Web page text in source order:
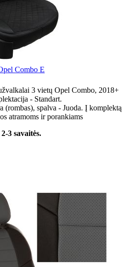
Combo E
3 vietų Opel Combo, 2018+
- Standart.
(rombas), spalva - Juoda. Į komplektą
atramoms ir porankiams
3 savaitės.